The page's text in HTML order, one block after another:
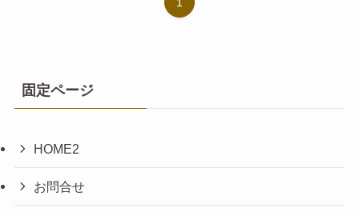
固定ページ
HOME2
お問合せ